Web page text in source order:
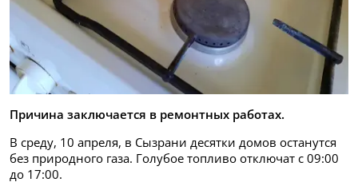
Причина заключается в ремонтных работах.
В среду, 10 апреля, в Сызрани десятки домов останутся
без природного газа. Голубое топливо отключат с 09:00
до 17:00.